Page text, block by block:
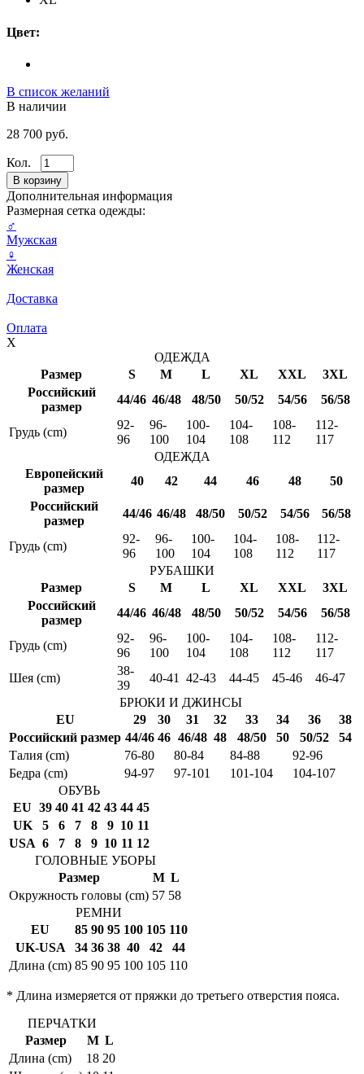
Цвет:
В список желаний
В наличии
28 700 руб.
Кол.
Дополнительная информация
Размерная сетка одежды:
♂
Мужская
♀
Женская
Доставка
Оплата
X
ОДЕЖДА
Размер
S M L XL XXL
3XL
Российский
размер
44/46 46/48 48/50 50/52 54/56 56/58
Грудь (cm)
92-
96
96-
100
100-
104
104-
108
108-
112
112-
117
ОДЕЖДА
Европейский
размер
40 42 44 46 48
50
Российский
размер
44/46 46/48 48/50 50/52 54/56 56/58
Грудь (cm)
92-
96
96-
100
100-
104
104-
108
108-
112
112-
117
РУБАШКИ
Размер
S M L XL XXL
3XL
Российский
размер
44/46 46/48 48/50 50/52 54/56 56/58
Грудь (cm)
92-
96
96-
100
100-
104
104-
108
108-
112
112-
117
Шея (cm)
38-
39
40-41 42-43 44-45 45-46
46-47
БРЮКИ И ДЖИНСЫ
EU
29 30 31 32 33 34 36
38
Российский размер 44/46 46 46/48 48 48/50 50 50/52
54
Талия (cm)
76-80 80-84 84-88
92-96
Бедра (cm)
94-97 97-101 101-104
104-107
ОБУВЬ
EU 39 40 41 42 43 44 45
UK
5 6 7 8 9 10 11
USA 6 7 8 9 10 11 12
ГОЛОВНЫЕ УБОРЫ
Размер
M L
Окружность головы (cm) 57 58
РЕМНИ
EU
85 90 95 100 105 110
UK-USA
34 36 38 40 42
44
Длина (cm) 85 90 95 100 105 110
* Длина измеряется от пряжки до третьего отверстия пояса.
ПЕРЧАТКИ
Размер
M L
Длина (cm)
18 20